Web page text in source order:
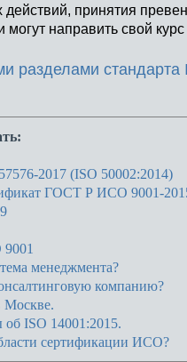
действий, принятия
направить свой
разделами стандарта
2017 (ISO 50002:2014)
ГОСТ Р ИСО 9001-
менеджмента?
компанию?
Москве.
ISO 14001:2015.
сертификации ИСО?